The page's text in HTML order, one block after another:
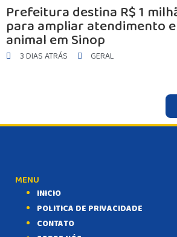
Prefeitura destina R$ 1
para ampliar atendimento
animal em Sinop
3 DIAS ATRÁS GERAL
MENU
INICIO
POLITICA DE PRIVACIDADE
CONTATO